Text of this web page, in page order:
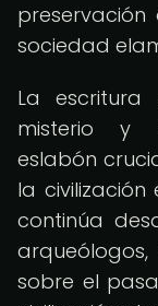
sociedad
La
misterio y
eslabón
la civilización
continúa
sobre el